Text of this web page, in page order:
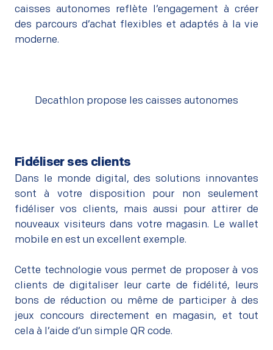
caisses autonomes reflète l’engagement à créer
des parcours d’achat flexibles et adaptés à la vie
moderne.
Decathlon propose les caisses autonomes
Fidéliser ses clients
Dans le monde digital, des solutions innovantes
sont à votre disposition pour non seulement
fidéliser vos clients, mais aussi pour attirer de
nouveaux visiteurs dans votre magasin. Le wallet
mobile en est un excellent exemple.
Cette technologie vous permet de proposer à vos
clients de digitaliser leur carte de fidélité, leurs
bons de réduction ou même de participer à des
jeux concours directement en magasin, et tout
cela à l’aide d’un simple QR code.